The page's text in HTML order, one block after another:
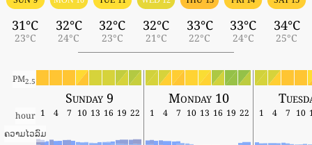
31°C
23°C
32°C
24°C
32°C
23°C
32°C
21°C
33°C
22°C
33°C
24°C
34°C
25°C
PM2.5
Sunday 9 Monday 10
hour 1 4 7 10 13 16 19 22 1 4 7 10 13 16 19 22 1 4 7 10
ຄວາມໄວລົມ